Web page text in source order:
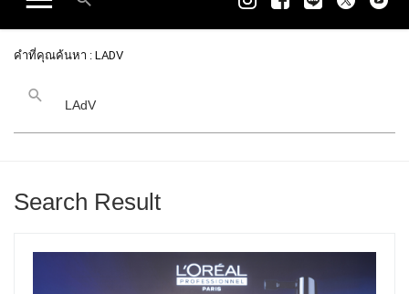
คำที่คุณค้นหา : LADV
Search Result